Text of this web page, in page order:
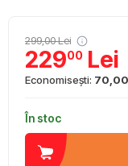
299,00 Lei
22900Lei
Economisești:
În stoc